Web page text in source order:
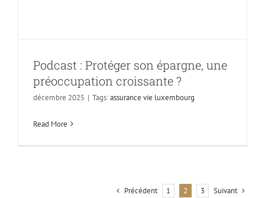
Podcast : Protéger son épargne, une
préoccupation croissante ?
décembre 2025 | Tags:assurance vie luxembourg
Read More
Précédent 1 2 3 Suivant